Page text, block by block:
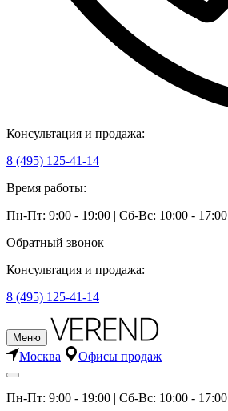
Консультация и продажа:
8 (495) 125-41-14
Время работы:
Пн-Пт: 9:00 - 19:00 | Сб-Вс: 10:00 - 17:00
Обратный звонок
Консультация и продажа:
8 (495) 125-41-14
Меню
Москва Офисы продаж
Пн-Пт: 9:00 - 19:00 | Сб-Вс: 10:00 - 17:00